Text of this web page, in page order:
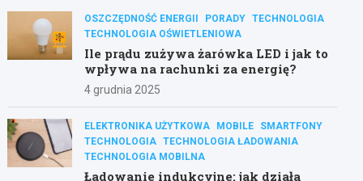
OSZCZĘDNOŚĆ ENERGII PORADY TECHNOLOGIA
TECHNOLOGIA OŚWIETLENIOWA
Ile prądu zużywa żarówka LED i jak to
wpływa na rachunki za energię?
4 grudnia 2025
ELEKTRONIKA UŻYTKOWA MOBILE
SMARTFONY
TECHNOLOGIA TECHNOLOGIA ŁADOWANIA
TECHNOLOGIA MOBILNA
Ładowanie indukcyjne: jak działa